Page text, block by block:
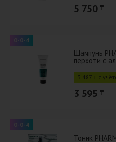
5 750 ₸
0-0-4
Шампунь
перхоти с
3 487 ₸ с
3 595 ₸
0-0-4
Тоник